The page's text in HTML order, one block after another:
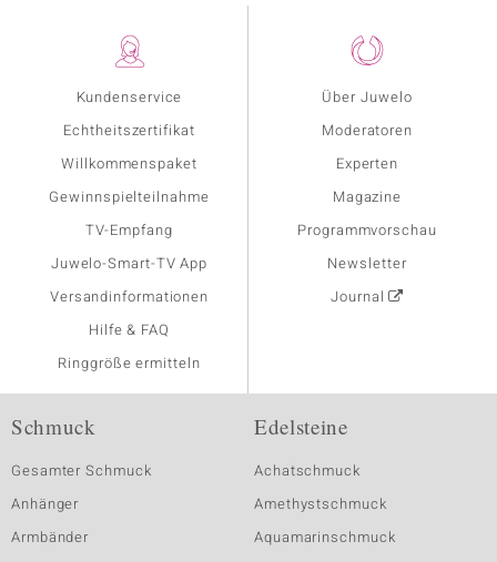
Kundenservice
Echtheitszertifikat
Willkommenspaket
Gewinnspielteilnahme
TV-Empfang
Juwelo-Smart-TV App
Versandinformationen
Hilfe & FAQ
Ringgröße ermitteln
Über Juwelo
Moderatoren
Experten
Magazine
Programmvorschau
Newsletter
Journal
Schmuck
Gesamter Schmuck
Anhänger
Armbänder
Edelsteine
Achatschmuck
Amethystschmuck
Aquamarinschmuck